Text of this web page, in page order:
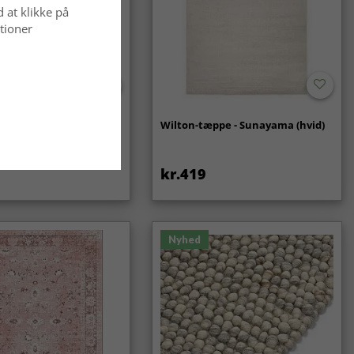
Wilton-tæppe - Sunayama (hvid)
kr.419
Nyhed
at klikke på